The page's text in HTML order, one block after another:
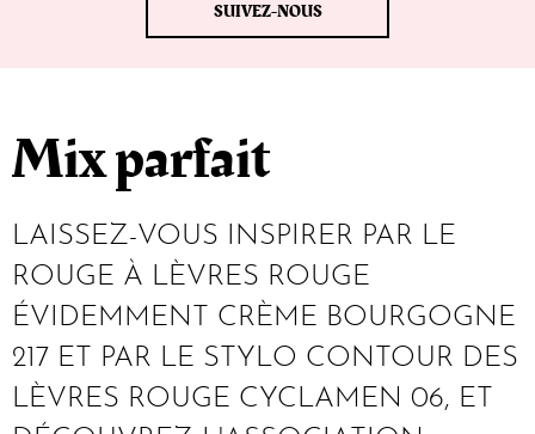
SUIVEZ-NOUS
Mix parfait
LAISSEZ-VOUS INSPIRER PAR LE
ROUGE À LÈVRES ROUGE
ÉVIDEMMENT CRÈME BOURGOGNE
217 ET PAR LE STYLO CONTOUR DES
LÈVRES ROUGE CYCLAMEN 06, ET